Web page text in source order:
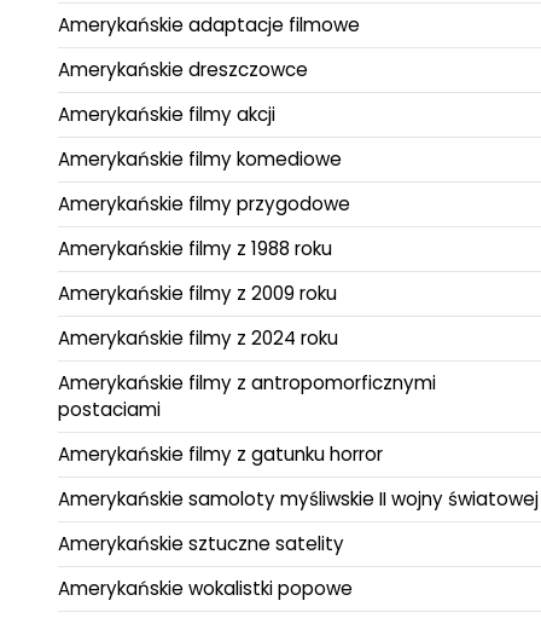
Amerykańskie adaptacje filmowe
Amerykańskie dreszczowce
Amerykańskie filmy akcji
Amerykańskie filmy komediowe
Amerykańskie filmy przygodowe
Amerykańskie filmy z 1988 roku
Amerykańskie filmy z 2009 roku
Amerykańskie filmy z 2024 roku
Amerykańskie filmy z antropomorficznymi
postaciami
Amerykańskie filmy z gatunku horror
Amerykańskie samoloty myśliwskie II wojny światowej
Amerykańskie sztuczne satelity
Amerykańskie wokalistki popowe